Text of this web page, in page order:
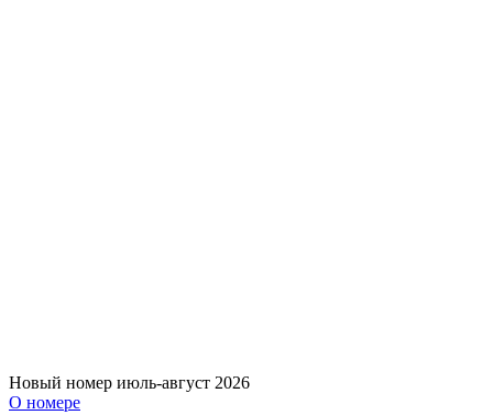
Новый номер июль-август 2026
О номере